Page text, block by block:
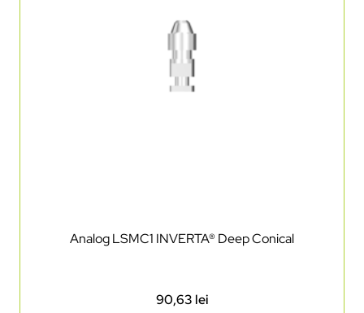
Analog LSMC1 INVERTA® Deep Conical
90,63 lei